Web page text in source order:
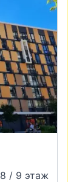
8 / 9 этаж